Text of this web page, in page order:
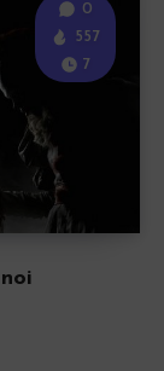
0
557
7